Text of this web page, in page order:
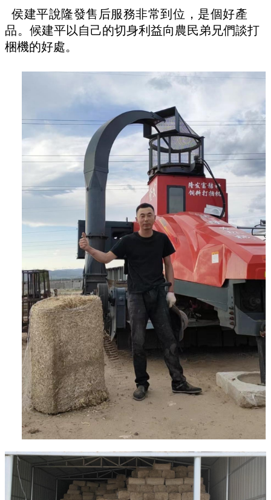
侯建平說隆發售后服務非常到位，是個好產
品。候建平以自己的切身利益向農民弟兄們談打
梱機的好處。